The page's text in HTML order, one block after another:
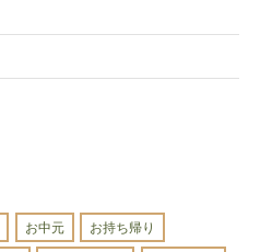
お中元 お持ち帰り